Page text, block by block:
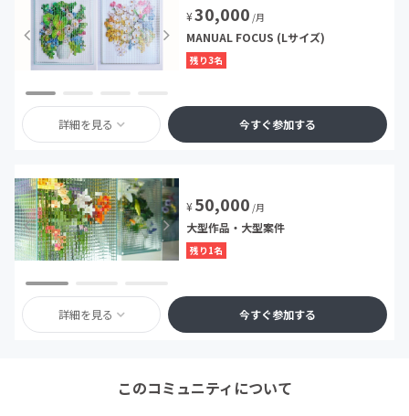
¥30,000 /月
MANUAL FOCUS (Lサイズ)
残り3名
詳細を見る 今すぐ参加する
¥50,000 /月
大型作品・大型案件
残り1名
詳細を見る 今すぐ参加する
このコミュニティについて